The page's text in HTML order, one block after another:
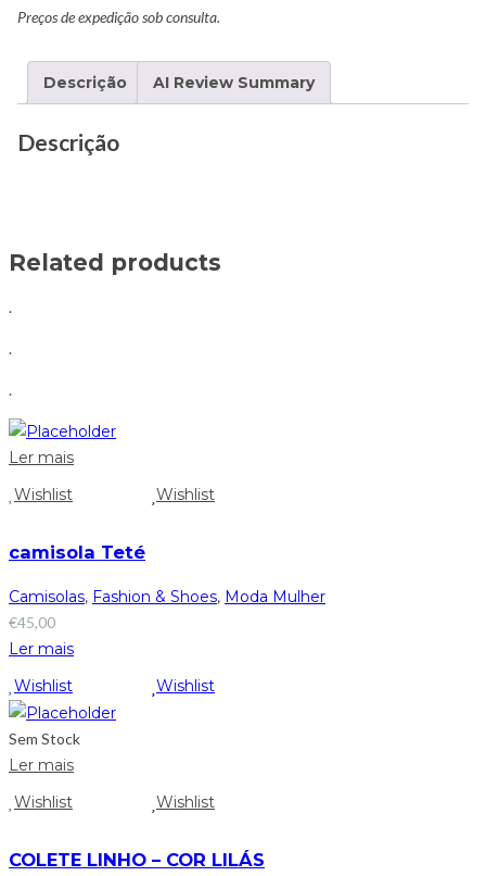
Preços de expedição sob consulta.
Descrição AI Review Summary
Descrição
Related products
.
.
.
Ler mais
Wishlist
Wishlist
camisola Teté
Camisolas, Fashion & Shoes, Moda Mulher
€45,00
Ler mais
Wishlist
Wishlist
Sem Stock
Ler mais
Wishlist
Wishlist
COLETE LINHO – COR LILÁS